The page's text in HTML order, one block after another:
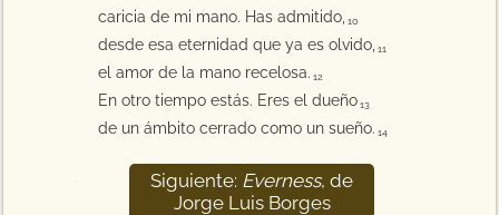
caricia de mi mano. Has admitido, 10
desde esa eternidad que ya es olvido, 11
el amor de la mano recelosa. 12
En otro tiempo estás. Eres el dueño 13
de un ámbito cerrado como un sueño. 14
Siguiente: Everness, de
Jorge Luis Borges